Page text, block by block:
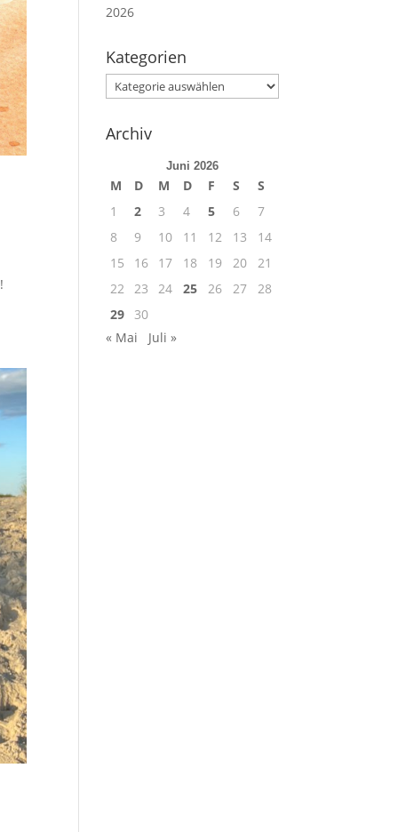
2026
Kategorien
Kategorien
Archiv
Juni 2026
M D M D F S
S
1
2 3 4 5 6
7
8
9 10 11 12 13
14
15
16 17 18 19 20
21
22 23 24 25 26 27
28
29
30
« Mai
Juli »